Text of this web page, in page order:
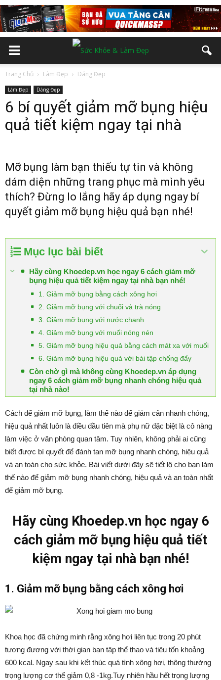
Trang Chủ Làm Đẹp Dáng Đẹp
Làm Đẹp Dáng Đẹp
6 bí quyết giảm mỡ bụng hiệu
quả tiết kiệm ngay tại nhà
Mỡ bụng làm bạn thiếu tự tin và không
dám diện những trang phục mà mình yêu
thích? Đừng lo lắng hãy áp dụng ngay bí
quyết giảm mỡ bụng hiệu quả bạn nhé!
Mục lục bài biết
Hãy cùng Khoedep.vn học ngay 6 cách giảm mỡ
bụng hiệu quả tiết kiệm ngay tại nhà bạn nhé!
1. Giảm mỡ bụng bằng cách xông hơi
2. Giảm mỡ bụng với chuối và trà nóng
3. Giảm mỡ bụng với nước chanh
4. Giảm mỡ bụng với muối nóng nén
5. Giảm mỡ bụng hiệu quả bằng cách mát xa với muối
6. Giảm mỡ bụng hiệu quả với bài tập chống đẩy
Còn chờ gì mà không cùng Khoedep.vn áp dụng
ngay 6 cách giảm mỡ bụng nhanh chóng hiệu quả
tại nhà nào!
Cách để giảm mỡ bụng, làm thế nào để giảm cân nhanh chóng,
hiệu quả nhất luôn là điều đầu tiên mà phụ nữ đặc biệt là cô nàng
làm việc ở văn phòng quan tâm. Tuy nhiên, không phải ai cũng
biết được bí quyết để đánh tan mỡ bụng nhanh chóng, hiệu quả
và an toàn cho sức khỏe. Bài viết dưới đây sẽ tiết lộ cho bạn làm
thế nào để giảm mỡ bụng nhanh chóng, hiệu quả và an toàn nhất
để giảm mỡ bụng.
Hãy cùng Khoedep.vn học ngay 6
cách giảm mỡ bụng hiệu quả tiết
kiệm ngay tại nhà bạn nhé!
1. Giảm mỡ bụng bằng cách xông hơi
Khoa học đã chứng minh rằng xông hơi liên tục trong 20 phút
tương đương với thời gian bạn tập thể thao và tiêu tốn khoảng
600 kcal. Ngay sau khi kết thúc quá tình xông hơi, thông thường
trọng lượng cơ thể giảm 0,8 -1kg.Tuy nhiên hầu hết trọng lượng